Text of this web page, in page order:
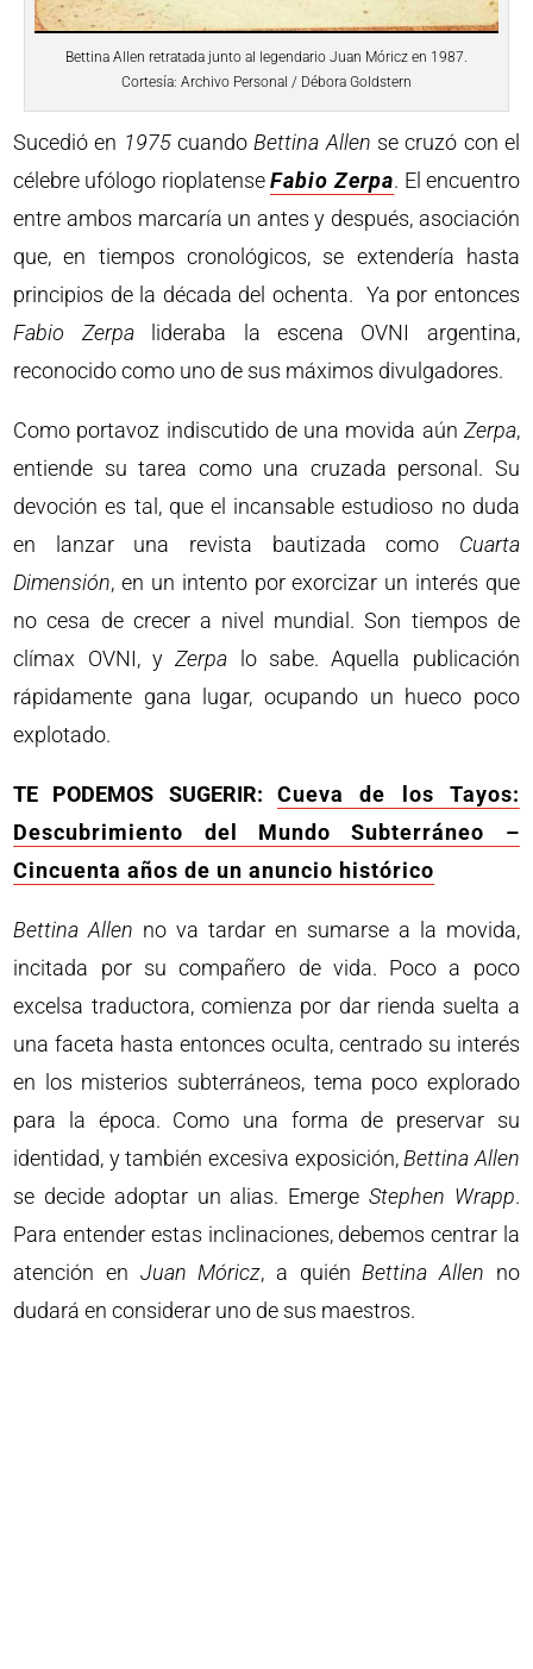
Bettina Allen retratada junto al legendario Juan Móricz en 1987.
Cortesía: Archivo Personal / Débora Goldstern
Sucedió en 1975cuandoBettina Allen se cruzó con el
célebre ufólogo rioplatenseFabio Zerpa. El encuentro
entre ambos marcaría un antes y después, asociación
que, en tiempos cronológicos, se extendería hasta
principios de la década del ochenta. Ya por entonces
Fabio
Zerpalideraba la escena OVNI argentina,
reconocido como uno de sus máximos divulgadores.
Como portavoz indiscutido de una movida aún Zerpa,
entiende su tarea como una cruzada personal. Su
devoción es tal, que el incansable estudioso no duda
en lanzar una revista bautizada como Cuarta
Dimensión, en un intento por exorcizar un interés que
no cesa de crecer a nivel mundial. Son tiempos de
clímax OVNI, yZerpa lo sabe. Aquella publicación
rápidamente gana lugar, ocupando un hueco poco
explotado.
TE PODEMOS SUGERIR: Cueva de los Tayos:
Descubrimiento del Mundo Subterráneo –
Cincuenta años de un anuncio histórico
Bettina Allen no va tardar en sumarse a la movida,
incitada por su compañero de vida. Poco a poco
excelsa traductora, comienza por dar rienda suelta a
una faceta hasta entonces oculta, centrado su interés
en los misterios subterráneos, tema poco explorado
para la época. Como una forma de preservar su
identidad, y también excesiva exposición,Bettina Allen
se decide adoptar un alias. Emerge Stephen Wrapp.
Para entender estas inclinaciones, debemos centrar la
atención en Juan Móricz, a quiénBettina Allen no
dudará en considerar uno de sus maestros.